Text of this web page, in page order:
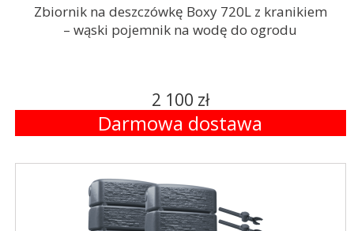
Zbiornik na deszczówkę Boxy 720L z kranikiem
– wąski pojemnik na wodę do ogrodu
2 100 zł
Darmowa dostawa